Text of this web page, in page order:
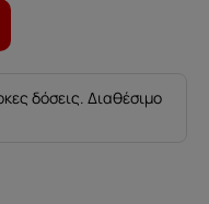
δόσεις. Διαθέσιμο